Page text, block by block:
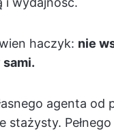
haczyk: nie
agenta od
stażysty. Pełnego